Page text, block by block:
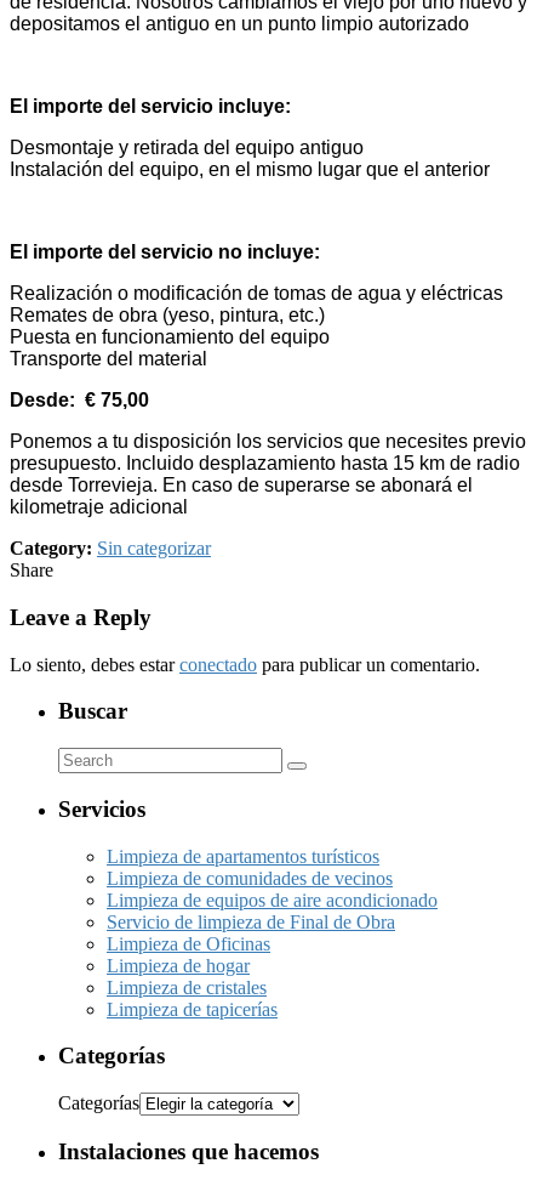
depositamos el antiguo en un punto limpio autorizado
El importe del servicio incluye:
Desmontaje y retirada del equipo antiguo
Instalación del equipo, en el mismo lugar que el anterior
El importe del servicio no incluye:
Realización o modificación de tomas de agua y eléctricas
Remates de obra (yeso, pintura, etc.)
Puesta en funcionamiento del equipo
Transporte del material
Desde: € 75,00
Ponemos a tu disposición los servicios que necesites previo
presupuesto. Incluido desplazamiento hasta 15 km de radio
desde Torrevieja. En caso de superarse se abonará el
kilometraje adicional
Category: Sin categorizar
Share
Leave a Reply
Lo siento, debes estarconectado para publicar un comentario.
Buscar
Servicios
Limpieza de apartamentos turísticos
Limpieza de comunidades de vecinos
Limpieza de equipos de aire acondicionado
Servicio de limpieza de Final de Obra
Limpieza de Oficinas
Limpieza de hogar
Limpieza de cristales
Limpieza de tapicerías
Categorías
Categorías
Instalaciones que hacemos